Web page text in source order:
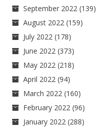
September 2022 (139)
August 2022 (159)
July 2022 (178)
June 2022 (373)
May 2022 (218)
April 2022 (94)
March 2022 (160)
February 2022 (96)
January 2022 (288)